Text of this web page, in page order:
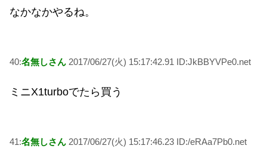
なかなかやるね。
40:名無しさん 2017/06/27(火) 15:17:42.91 ID:JkBBYVPe0.net
ミニX1turboでたら買う
41:名無しさん 2017/06/27(火) 15:17:46.23 ID:/eRAa7Pb0.net